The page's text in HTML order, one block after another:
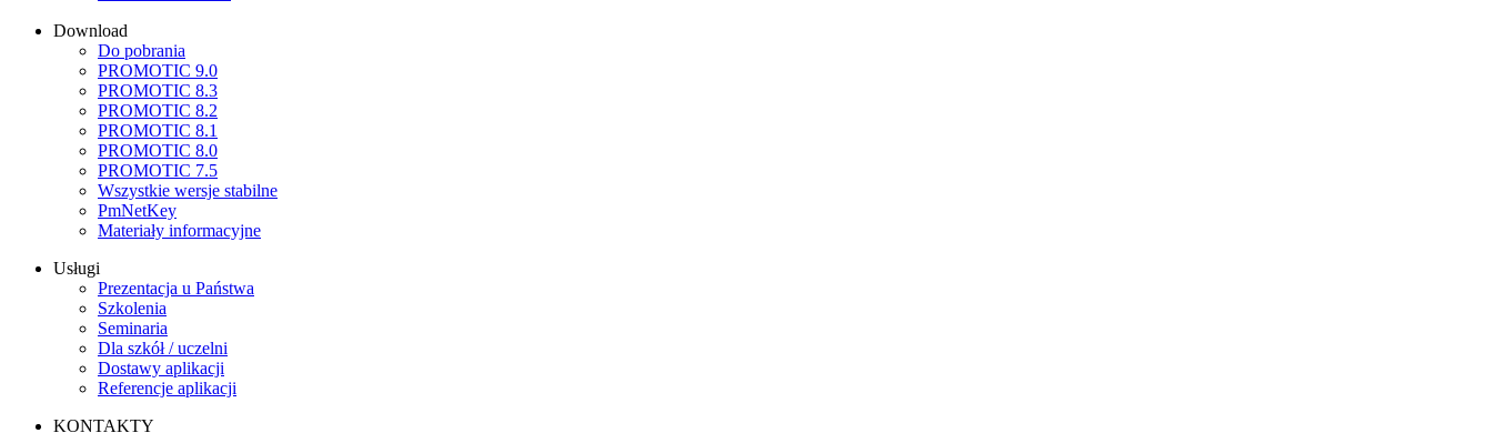
Download
Do pobrania
PROMOTIC 9.0
PROMOTIC 8.3
PROMOTIC 8.2
PROMOTIC 8.1
PROMOTIC 8.0
PROMOTIC 7.5
Wszystkie wersje stabilne
PmNetKey
Materiały informacyjne
Usługi
Prezentacja u Państwa
Szkolenia
Seminaria
Dla szkół / uczelni
Dostawy aplikacji
Referencje aplikacji
KONTAKTY